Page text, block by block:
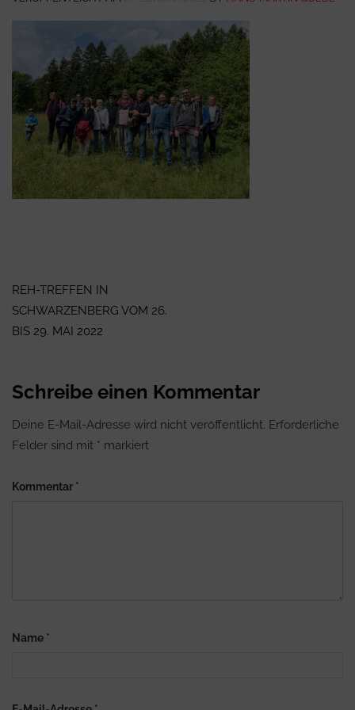
REH-TREFFEN IN
SCHWARZENBERG VOM 26.
BIS 29. MAI 2022
Schreibe einen Kommentar
Deine E-Mail-Adresse wird nicht veröffentlicht. Erforderliche
Felder sind mit * markiert
Kommentar *
Name *